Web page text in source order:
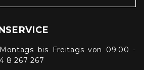
bis Freitags von 09:00 -
8 267 267